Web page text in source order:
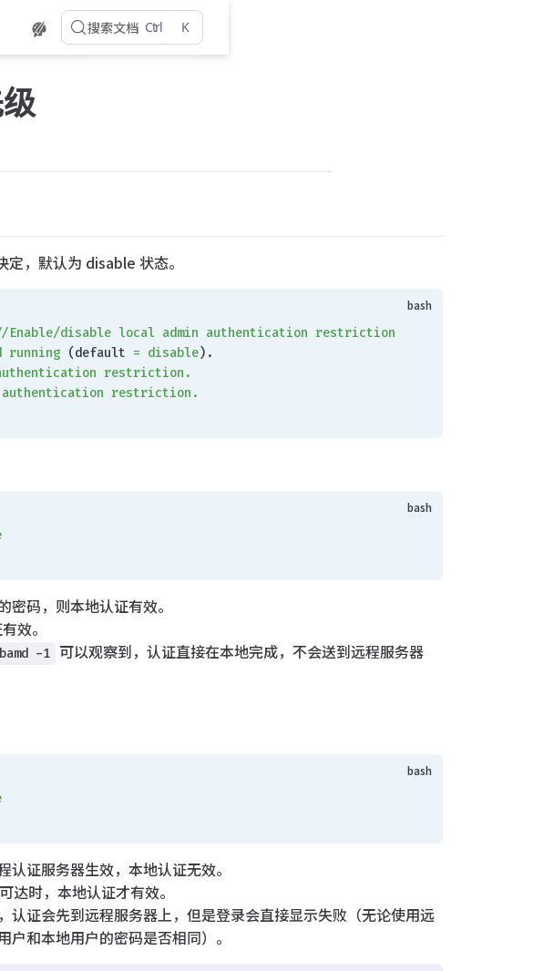
搜索文档 Ctrl K
，默认为 disable 状态。
Enable/disable
local admin authentication restriction
running (default = disable).
restriction.
authentication restriction.
码，则本地认证有效。
效。
-1 可以观察到，认证直接在本地完成，不会送到远程服务器
证服务器生效，本地认证无效。
时，本地认证才有效。
认证会先到远程服务器上，但是登录会直接显示失败（无论使用远
和本地用户的密码是否相同）。